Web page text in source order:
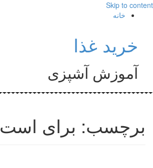
Skip to content
خانه
خرید غذا
آموزش آشپزی
برچسب: برای است